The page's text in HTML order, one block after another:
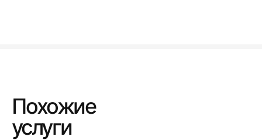
Похожие
услуги